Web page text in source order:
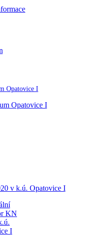
Opatovice I
v k.ú. Opatovice I